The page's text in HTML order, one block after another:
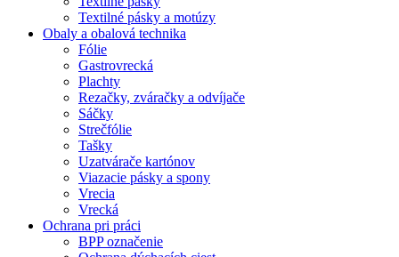
Textilné pásky a motúzy
Obaly a obalová technika
Fólie
Gastrovrecká
Plachty
Rezačky, zváračky a odvíjače
Sáčky
Strečfólie
Tašky
Uzatvárače kartónov
Viazacie pásky a spony
Vrecia
Vrecká
Ochrana pri práci
BPP označenie